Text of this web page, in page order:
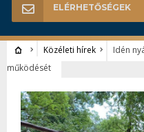
ELÉRHETŐSÉGEK
Közéleti hírek
Idén
működését